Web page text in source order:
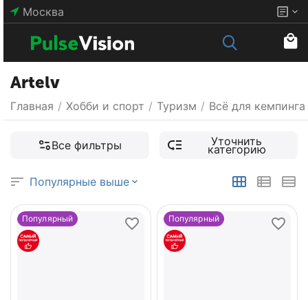
Москва
Artelv
Главная / Хобби и спорт / Туризм / Всё для кемпинга
Все фильтры Уточнить
категорию
Популярные выше
Популярный Популярный